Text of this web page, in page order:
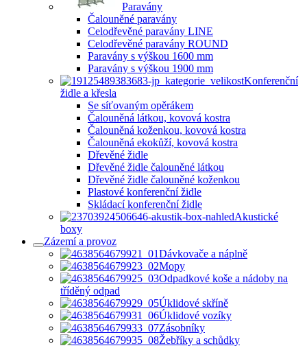
Paravány
Čalouněné paravány
Celodřevěné paravány LINE
Celodřevěné paravány ROUND
Paravány s výškou 1600 mm
Paravány s výškou 1900 mm
Konferenční
židle a křesla
Se síťovaným opěrákem
Čalouněná látkou, kovová kostra
Čalouněná koženkou, kovová kostra
Čalouněná ekokůží, kovová kostra
Dřevěné židle
Dřevěné židle čalouněné látkou
Dřevěné židle čalouněné koženkou
Plastové konferenční židle
Skládací konferenční židle
Akustické
boxy
Zázemí a provoz
Dávkovače a náplně
Mopy
Odpadkové koše a nádoby na
tříděný odpad
Úklidové skříně
Úklidové vozíky
Zásobníky
Žebříky a schůdky